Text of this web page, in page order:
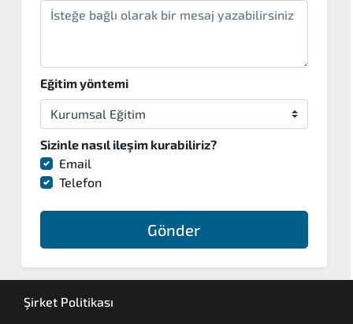
Eğitim yöntemi
Sizinle nasıl ileşim kurabiliriz?
Email
Telefon
Gönder
Şirket Politikası